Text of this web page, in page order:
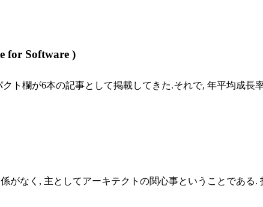
for Software )
欄が6本の記事として掲載してきた.それで, 年平均成長
がなく, 主としてアーキテクトの関心事ということである